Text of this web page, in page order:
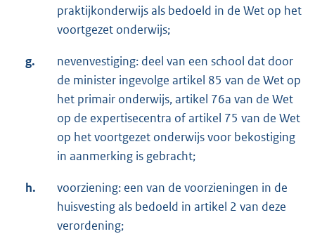
praktijkonderwijs als bedoeld in de Wet op het
voortgezet onderwijs;
g.
nevenvestiging: deel van een school dat door
de minister ingevolge artikel 85 van de Wet op
het primair onderwijs, artikel 76a van de Wet
op de expertisecentra of artikel 75 van de Wet
op het voortgezet onderwijs voor bekostiging
in aanmerking is gebracht;
h.
voorziening: een van de voorzieningen in de
huisvesting als bedoeld in artikel 2 van deze
verordening;